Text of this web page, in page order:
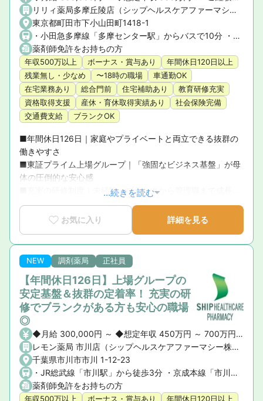
リリィ薬局多摩丘陵店（シップヘルスケアファーマシー株式会社）
東京都町田市下小山田町1418-1
・小田急多摩線「多摩センター駅」からバスで10分 ・小田急小田原線「町田駅」からバスで25分 ★マイカー通勤OK！
薬剤師免許をお持ちの方
年収500万以上 ボーナス・賞与あり
年間休日120日以上
残業無し・少なめ
〜18時の職場
車通勤OK
在宅業務あり
総合門前 住宅補助あり
教育研修充実
資格取得支援
産休・育休取得実績あり
社会保険完備
交通費支給
ブランクOK
■年間休日126日｜家庭やプライベートと両立できる抜群の
働きやすさ
■東証プライム上場グループ｜「強固なビジネス基盤」が母
体の圧倒的な安心感
■充実の研修制度｜未経験・ブランクから管理職まで成長を
徹底サポート
■育休復帰率100％！｜ライフステージの変化に寄り添う手
厚いサポート体制
■新卒3年定着率95.5％｜「社員が転職活動をしなくていい
環境」を追求した実績
...続きを読む
お気に入り 詳細を見る
NEW 調剤薬局 正社員
【年間休日126日】上場グループの
安定基盤＆抜群の定着率！ 充実の研
修でブランクがある方も安心の職場
◎
◆月給 300,000円 ～ ◆想定年収 450万円 ～ 700万円 ※ご経験や前職の給与を考慮の上、決定いたします。 ◆昇給・賞与 ・昇給： あり ・賞与： あり（年2回）
レモン薬局 市川店（シップヘルスケアファーマシー株式会社）
千葉県市川市市川 1-12-23
・JR総武線「市川駅」から徒歩3分 ・京成本線「市川真間駅」から徒歩5分
薬剤師免許をお持ちの方
年収500万以上 ボーナス・賞与あり
年間休日120日以上